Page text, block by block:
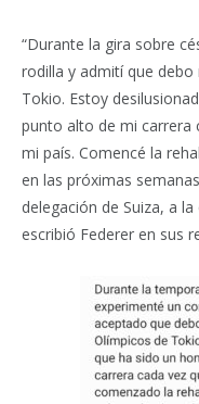
“Durante la gira sobre
rodilla y admití que
Tokio. Estoy
punto alto de mi carrera
mi país. Comencé la
en las próximas
delegación de Suiza, a
escribió Federer en sus